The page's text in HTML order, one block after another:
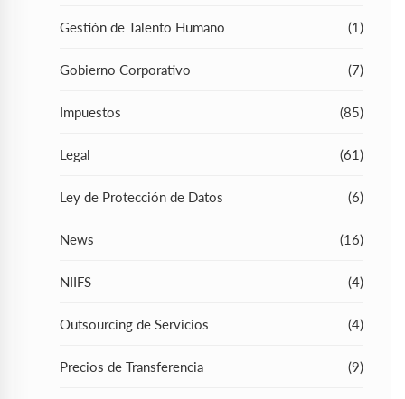
Gestión de Talento Humano (1)
Gobierno Corporativo (7)
Impuestos (85)
Legal (61)
Ley de Protección de Datos (6)
News (16)
NIIFS (4)
Outsourcing de Servicios (4)
Precios de Transferencia (9)